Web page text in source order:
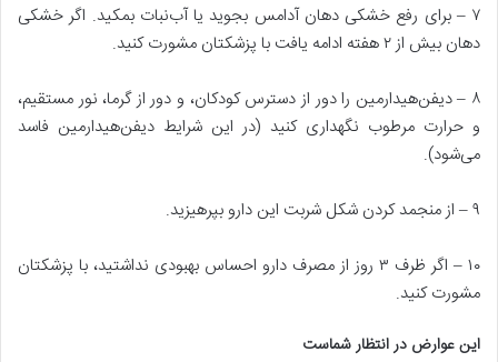
۷ – برای‌ رفع‌ خشکی‌ دهان‌ آدامس‌ بجوید یا آب‌نبات‌ بمکید. اگر خشکی‌
دهان‌ بیش‌ از ۲ هفته‌ ادامه‌ یافت‌ با پزشکتان‌ مشورت‌ کنید.
۸ – دیفن‌هیدارمین‌ را دور از دسترس‌ کودکان‌، و دور از گرما، نور مستقیم‌،
و حرارت‌ مرطوب‌ نگهداری‌ کنید (در این‌ شرایط‌ دیفن‌هیدارمین‌ فاسد
می‌شود).
۹ – از منجمد کردن‌ شکل‌ شربت‌ این‌ دارو بپرهیزید.
۱۰ – اگر ظرف‌ ۳ روز از مصرف‌ دارو احساس‌ بهبودی‌ نداشتید، با پزشکتان‌
مشورت‌ کنید.
این عوارض در انتظار شماست